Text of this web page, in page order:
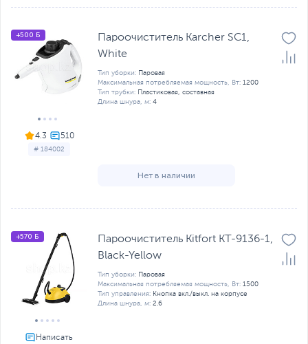
4.3
# 184002
+500 Б
Пароочиститель Karcher SC1,
White
Тип уборки: Паровая
Максимальная потребляемая мощность, Вт: 1200
Тип трубки: Пластиковая, составная
Длина шнура, м: 4
Нет в наличии
+570 Б
Пароочиститель Kitfort KT-9136-1,
Black-Yellow
Тип уборки: Паровая
Максимальная потребляемая мощность, Вт: 1500
Тип управления: Кнопка вкл./выкл. на корпусе
Длина шнура, м: 2.6